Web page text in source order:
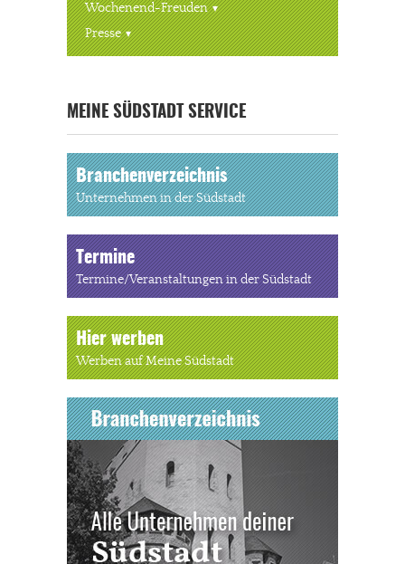
« ALLE VERANSTALTUNGEN
Wochenend-Freuden
Presse
MEINE SÜDSTADT SERVICE
Branchenverzeichnis
Unternehmen in der Südstadt
Termine
Termine/Veranstaltungen in der Südstadt
Hier werben
Werben auf Meine Südstadt